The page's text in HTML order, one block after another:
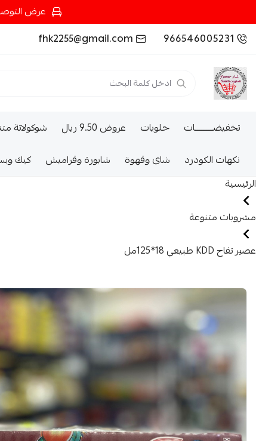
عرض التوصيل عند شرائك
966546005231
fhk2255@gmail.com
تخفيضــــــــــات حلويات عروض 9.50 ريال شوكولاتة
نكهات الكودرد
شاى وقهوة شابورة وقراميش كيك
الرئيسية
مشروبات متنوعة
عصير تفاح KDD طبيعي 18*125مل